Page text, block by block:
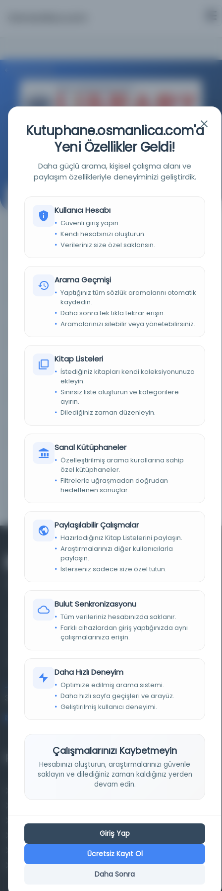
BM Dijital Kütüphanesi - Dag Hammarskjöld Kütüphanesi
yazmaları. Arapça el yazmaları. بيان الشرع Ansiklopedik
( بيان الشرع )
1658
Arapça
Evet
BM Dijital Kütüphanesi - Dag Hammarskjöld
tv1b102352319
Çevrimiçi Olarak Kullanılabilir
Manuscrits de la Bibliothèque nationale et
universitaire de Strasbourg. Manuscrits arabes.
بيان الشرع Recueil encyclopédique
ÇEVRIMIÇI BAĞLANTI
Access content in Bibliothèque nationale de
Farklı dönem, dil ve coğrafyalara ait tarihî yazma ve
basma eserleri, arşiv belgelerini, süreli yayınları ve görsel
Entertech Ofis: 322 İstanbul Ün. Avcılar Kampüsü Avcılar,
34320 İstanbul
Projelerimiz
Kazakça Metin Sıklık Analizi
Transkripsiyon Alfabesi Çevirisi
Tarihi Dokümanlarda Görüntü İyileştirilmesi
Kutuphane.osmanlica.com'a
Yeni Özellikler Geldi!
Daha güçlü arama, kişisel çalışma alanı ve
paylaşım özellikleriyle deneyiminizi geliştirdik.
Kullanıcı Hesabı
Güvenli giriş yapın.
Kendi hesabınızı oluşturun.
Verileriniz size özel saklansın.
Arama Geçmişi
Yaptığınız tüm sözlük aramalarını otomatik
kaydedin.
Daha sonra tek tıkla tekrar erişin.
Aramalarınızı silebilir veya yönetebilirsiniz.
Kitap Listeleri
İstediğiniz kitapları kendi koleksiyonunuza
ekleyin.
Sınırsız liste oluşturun ve kategorilere
ayırın.
Dilediğiniz zaman düzenleyin.
Sanal Kütüphaneler
Özelleştirilmiş arama kurallarına sahip
özel kütüphaneler.
Filtrelerle uğraşmadan doğrudan
hedeflenen sonuçlar.
Paylaşılabilir Çalışmalar
Hazırladığınız Kitap Listelerini paylaşın.
Araştırmalarınızı diğer kullanıcılarla
paylaşın.
İsterseniz sadece size özel tutun.
Bulut Senkronizasyonu
Tüm verileriniz hesabınızda saklanır.
Farklı cihazlardan giriş yaptığınızda aynı
çalışmalarınıza erişin.
Daha Hızlı Deneyim
Optimize edilmiş arama sistemi.
Daha hızlı sayfa geçişleri ve arayüz.
Geliştirilmiş kullanıcı deneyimi.
Çalışmalarınızı Kaybetmeyin
Hesabınızı oluşturun, araştırmalarınızı güvenle
saklayın ve dilediğiniz zaman kaldığınız yerden
devam edin.
Giriş Yap
Ücretsiz Kayıt Ol
Daha Sonra